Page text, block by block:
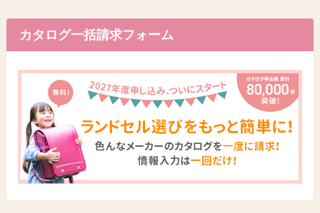
カタログ一括請求フォーム